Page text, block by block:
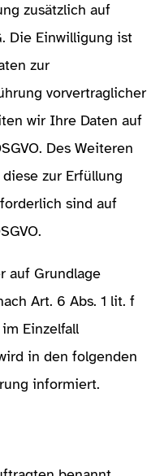
zusätzlich auf
Die Einwilligung ist
zur
vorvertraglicher
wir Ihre Daten auf
Des Weiteren
zur Erfüllung
sind auf
auf Grundlage
Art. 6 Abs. 1 lit. f
Einzelfall
in den folgenden
informiert.